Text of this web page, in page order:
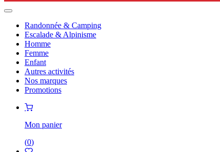
Randonnée & Camping
Escalade & Alpinisme
Homme
Femme
Enfant
Autres activités
Nos marques
Promotions
Mon panier
(0)